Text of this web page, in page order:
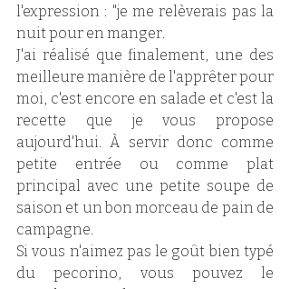
l'expression : "je me relèverais pas la
nuit pour en manger.
J'ai réalisé que finalement, une des
meilleure manière de l'apprêter pour
moi, c'est encore en salade et c'est la
recette que je vous propose
aujourd'hui. À servir donc comme
petite entrée ou comme plat
principal avec une petite soupe de
saison et un bon morceau de pain de
campagne.
Si vous n'aimez pas le goût bien typé
du pecorino, vous pouvez le